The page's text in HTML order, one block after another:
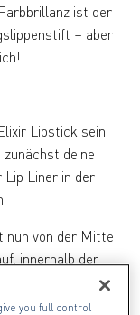
ist der
– aber
Lipstick sein
deine
Liner in der
nun von der Mitte
innerhalb der
Ergebnisse erzielst du mit einem Lippenpinsel.
you full control